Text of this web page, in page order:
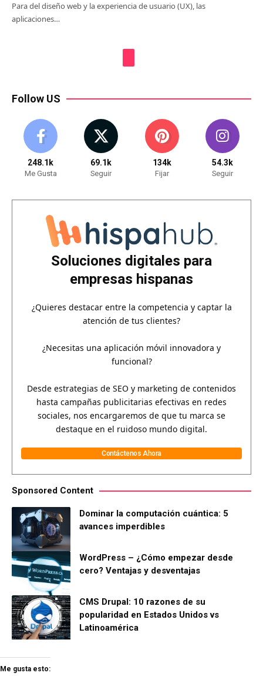
Para del diseño web y la experiencia de usuario (UX), las
aplicaciones…
Follow US
248.1k
Me Gusta
69.1k
Seguir
134k
Fijar
54.3k
Seguir
Soluciones digitales para
empresas hispanas
¿Quieres destacar entre la competencia y captar la
atención de tus clientes?
¿Necesitas una aplicación móvil innovadora y
funcional?
Desde estrategias de SEO y marketing de contenidos
hasta campañas publicitarias efectivas en redes
sociales, nos encargaremos de que tu marca se
destaque en el ruidoso mundo digital.
Contáctenos Ahora
Sponsored Content
Dominar la computación cuántica: 5
avances imperdibles
WordPress – ¿Cómo empezar desde
cero? Ventajas y desventajas
CMS Drupal: 10 razones de su
popularidad en Estados Unidos vs
Latinoamérica
Me gusta esto: